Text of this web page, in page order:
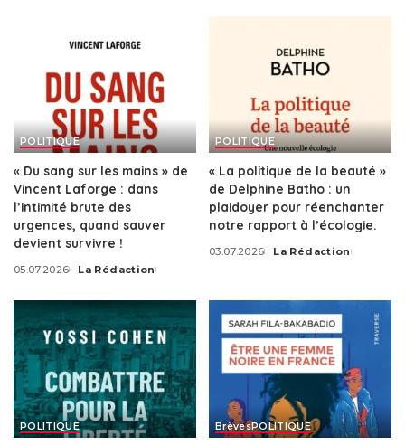
POLITIQUE
« Du sang sur les mains » de
Vincent Laforge : dans
l’intimité brute des
urgences, quand sauver
devient survivre !
05.07.2026
Posted
La Rédaction
POLITIQUE
« La politique de la beauté »
de Delphine Batho : un
plaidoyer pour réenchanter
notre rapport à l’écologie.
03.07.2026
Posted
La Rédaction
POLITIQUE BrèvesPOLITIQUE